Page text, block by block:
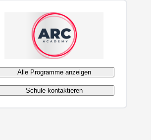
Alle Programme anzeigen
Schule kontaktieren